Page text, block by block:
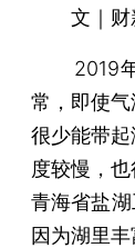
文｜
2019年
常，即使
很少能带
度较慢，
青海省盐
因为湖里丰